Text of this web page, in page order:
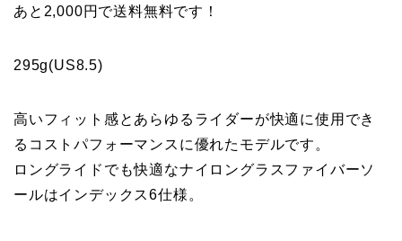
あと2,000円で送料無料です！
295g(US8.5)
高いフィット感とあらゆるライダーが快適に使用でき
るコストパフォーマンスに優れたモデルです。
ロングライドでも快適なナイロングラスファイバーソ
ールはインデックス6仕様。